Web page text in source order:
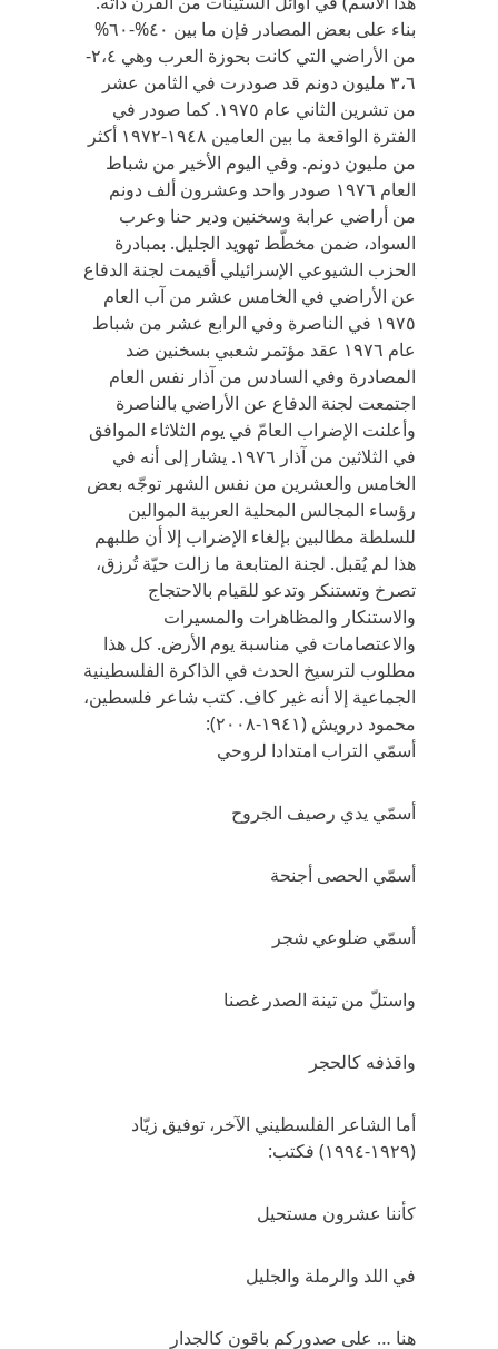
بناء على بعض المصادر فإن ما بين ٤٠%-٦٠%
من الأراضي التي كانت بحوزة العرب وهي ٢،٤-
٣،٦ مليون دونم قد صودرت في الثامن عشر
من تشرين الثاني عام ١٩٧٥. كما صودر في
الفترة الواقعة ما بين العامين ١٩٤٨-١٩٧٢ أكثر
من مليون دونم. وفي اليوم الأخير من شباط
العام ١٩٧٦ صودر واحد وعشرون ألف دونم
من أراضي عرابة وسخنين ودير حنا وعرب
السواد، ضمن مخطّط تهويد الجليل. بمبادرة
الحزب الشيوعي الإسرائيلي أقيمت لجنة الدفاع
عن الأراضي في الخامس عشر من آب العام
١٩٧٥ في الناصرة وفي الرابع عشر من شباط
عام ١٩٧٦ عقد مؤتمر شعبي بسخنين ضد
المصادرة وفي السادس من آذار نفس العام
اجتمعت لجنة الدفاع عن الأراضي بالناصرة
وأعلنت الإضراب العامّ في يوم الثلاثاء الموافق
في الثلاثين من آذار ١٩٧٦. يشار إلى أنه في
الخامس والعشرين من نفس الشهر توجّه بعض
رؤساء المجالس المحلية العربية الموالين
للسلطة مطالبين بإلغاء الإضراب إلا أن طلبهم
هذا لم يُقبل. لجنة المتابعة ما زالت حيّة تُرزق،
تصرخ وتستنكر وتدعو للقيام بالاحتجاج
والاستنكار والمظاهرات والمسيرات
والاعتصامات في مناسبة يوم الأرض. كل هذا
مطلوب لترسيخ الحدث في الذاكرة الفلسطينية
الجماعية إلا أنه غير كاف. كتب شاعر فلسطين،
محمود درويش (١٩٤١-٢٠٠٨):
أسمّي التراب امتدادا لروحي
أسمّي يدي رصيف الجروح
أسمّي الحصى أجنحة
أسمّي ضلوعي شجر
واستلّ من تينة الصدر غصنا
واقذفه كالحجر
أما الشاعر الفلسطيني الآخر، توفيق زيّاد
(١٩٢٩-١٩٩٤) فكتب:
كأننا عشرون مستحيل
في اللد والرملة والجليل
هنا … على صدوركم باقون كالجدار